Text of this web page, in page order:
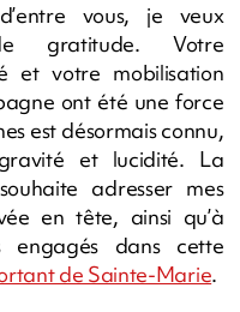
vous, je veux
gratitude. Votre
et votre mobilisation
ont été une force
est désormais connu,
et lucidité. La
adresser mes
en tête, ainsi qu’à
engagés dans cette
de Sainte-Marie.